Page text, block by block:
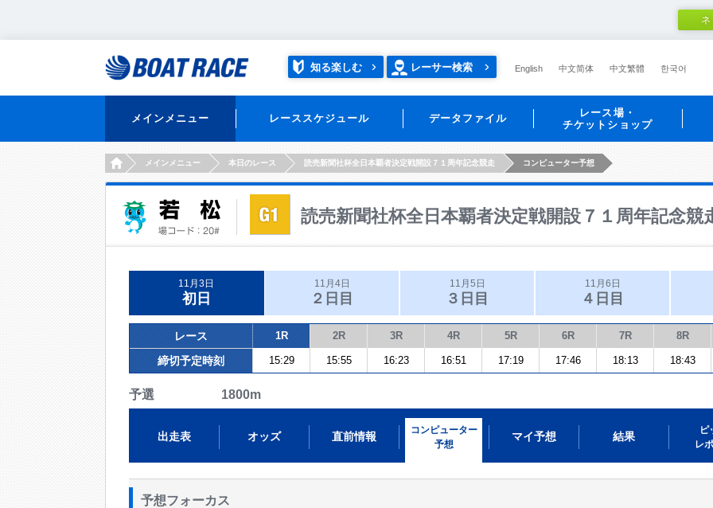
知る楽しむ レーサー検索 English 中文简体 中文繁體 한국어
メインメニュー レーススケジュール データファイル
レース場・
チケットショップ
HOMEメインメニュー 本日のレース 読売新聞社杯全日本覇者決定戦開設７１周年記念競走 コンピューター予想
読売新聞社杯全日本覇者決定戦開設７１周年記念競
11月3日
初日
11月4日
２日目
11月5日
３日目
11月6日
４日目
レース 1R 2R 3R 4R 5R 6R 7R 8R
締切予定時刻 15:29 15:55 16:23 16:51 17:19 17:46 18:13 18:43
予選 1800m
出走表 オッズ 直前情報
コンピューター
予想
マイ予想 結果
ピ
レ
予想フォーカス